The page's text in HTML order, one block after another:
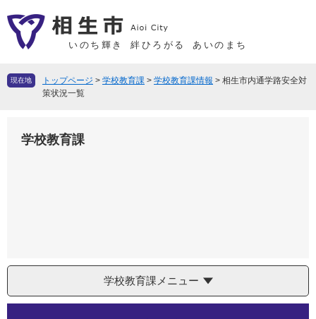
ー
先
ニ
を
いのち輝き 絆ひろがる あいのまち
現在地 トップページ > 学校教育課 > 学校教育課情報 > 相生市内通学路安全対
策状況一覧
学校教育課
学校教育課メニュー